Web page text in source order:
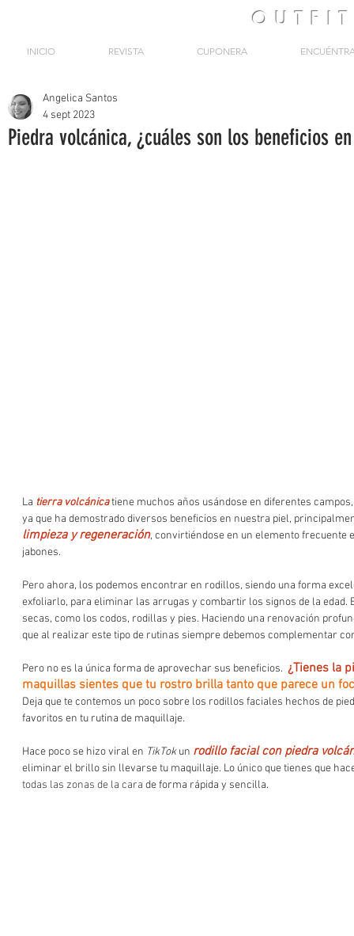
OUTFIT
INICIO REVISTA CUPONERA
Piedra volcánica, ¿cuáles son los beneficios
Angelica Santos
4 sept 2023
La tierra volcánica tiene muchos años usándose en diferentes
ya que ha demostrado diversos beneficios en nuestra piel,
limpieza y regeneración, convirtiéndose en un elemento frecuente
jabones.
Pero ahora, los podemos encontrar en rodillos, siendo una forma
exfoliarlo, para eliminar las arrugas y combartir los signos de la edad.
secas, como los codos, rodillas y pies. Haciendo una renovación
que al realizar este tipo de rutinas siempre debemos complementar
Pero no es la única forma de aprovechar sus beneficios. ¿Tienes la
maquillas sientes que tu rostro brilla tanto que parece un
Deja que te contemos un poco sobre los rodillos faciales hechos de
favoritos en tu rutina de maquillaje.
Hace poco se hizo viral en TikTok un rodillo facial con piedra
eliminar el brillo sin llevarse tu maquillaje. Lo único que tienes que
todas las zonas de la cara de forma rápida y sencilla.